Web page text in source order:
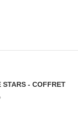
- COFFRET